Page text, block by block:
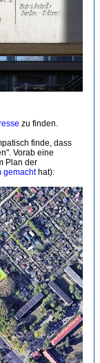
zu finden.
finde, dass
Vorab eine
Plan der
gemachthat):